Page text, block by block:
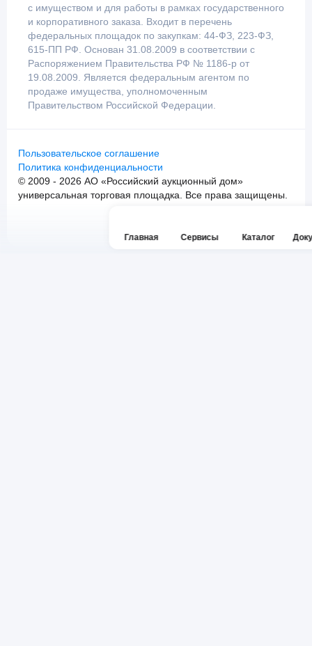
Главная Сервисы Каталог
с имуществом и для работы в рамках государственного
и корпоративного заказа. Входит в перечень
федеральных площадок по закупкам: 44-ФЗ, 223-ФЗ,
615-ПП РФ. Основан 31.08.2009 в соответствии с
Распоряжением Правительства РФ № 1186-р от
19.08.2009. Является федеральным агентом по
продаже имущества, уполномоченным
Правительством Российской Федерации.
Пользовательское соглашение
Политика конфиденциальности
© 2009 - 2026 АО «Российский аукционный дом»
универсальная торговая площадка. Все права защищены.